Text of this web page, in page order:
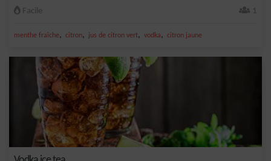
Facile 1
menthe fraîche, citron, jus de citron vert, vodka, citron jaune